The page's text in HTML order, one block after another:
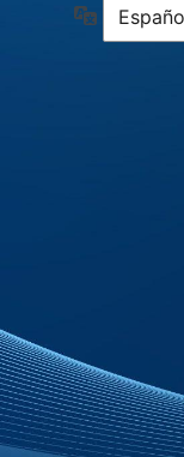
Idioma